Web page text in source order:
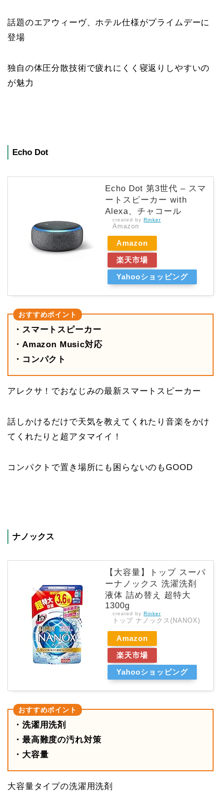
話題のエアウィーヴ、ホテル仕様がプライムデーに
登場
独自の体圧分散技術で疲れにくく寝返りしやすいの
が魅力
Echo Dot
Echo Dot 第3世代 – スマ
ートスピーカー with
Alexa、チャコール
created by Rinker
Amazon
Amazon
楽天市場
Yahooショッピング
・スマートスピーカー
・Amazon Music対応
・コンパクト
アレクサ！でおなじみの最新スマートスピーカー
話しかけるだけで天気を教えてくれたり音楽をかけ
てくれたりと超アタマイイ！
コンパクトで置き場所にも困らないのもGOOD
ナノックス
【大容量】トップ スーパ
ーナノックス 洗濯洗剤
液体 詰め替え 超特大
1300g
created by Rinker
トップ ナノックス(NANOX)
Amazon
楽天市場
Yahooショッピング
・洗濯用洗剤
・最高難度の汚れ対策
・大容量
大容量タイプの洗濯用洗剤